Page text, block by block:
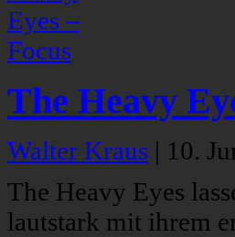
The Heavy
Walter Kraus | 10.
The Heavy Eyes
lautstark mit ihrem